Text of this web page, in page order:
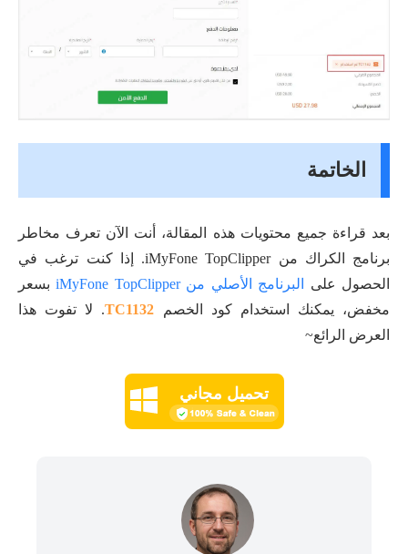
الخاتمة
بعد قراءة جميع محتويات هذه المقالة، أنت الآن تعرف مخاطر
برنامج الكراك من iMyFone TopClipper. إذا كنت ترغب في
الحصول على
البرنامج الأصلي من iMyFone TopClipper
بسعر
مخفض، يمكنك استخدام كود الخصم TC1132. لا تفوت هذا
العرض الرائع~
تحميل مجاني